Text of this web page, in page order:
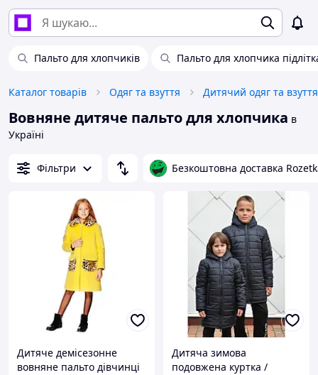
Пальто для хлопчиків Пальто для хлопчика
Каталог товарів Одяг та взуття Дитячий одяг та взуття
Вовняне дитяче пальто для хлопчика в
Україні
Фільтри Безкоштовна доставка
Дитяче демісезонне
вовняне пальто дівчинці
Дитяча зимова
подовжена куртка /